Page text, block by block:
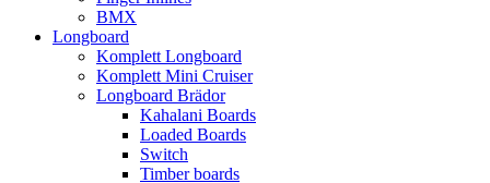
BMX
Longboard
Komplett Longboard
Komplett Mini Cruiser
Longboard Brädor
Kahalani Boards
Loaded Boards
Switch
Timber boards